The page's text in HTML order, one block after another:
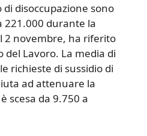
di disoccupazione sono
221.000 durante la
2 novembre, ha riferito
Lavoro. La media di
richieste di sussidio di
ad attenuare la
scesa da 9.750 a